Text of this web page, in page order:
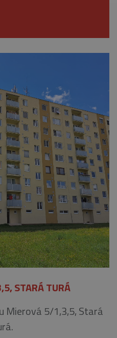
STARÁ TURÁ
Mierová 5/1,3,5, Stará